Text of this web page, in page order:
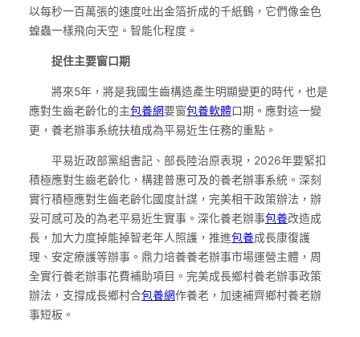
以每秒一百萬張的速度吐出金箔折成的千紙鶴，它們像金色
蝗蟲一樣飛向天空。智能化程度。
捉住主要窗口期
將來5年，將是我國生齒構造產生明顯變更的時代，也是
應對生齒老齡化的主包養網要窗包養軟體口期。應對這一變
更，養老辦事系統扶植成為平易近生任務的重點。
平易近政部黨組書記、部長陸治原表現，2026年要緊扣
積極應對生齒老齡化，構建普惠可及的養老辦事系統。深刻
實行積極應對生齒老齡化國度計謀，完美相干政策辦法，辦
妥可感可及的為老平易近生實事。深化養老辦事包養改造成
長，加大力度掉能掉智老年人照護，推進包養成長康復護
理、安定療護等辦事。鼎力培養養老辦事市場運營主體，周
全實行養老辦事花費補助項目。完美成長鄉村養老辦事政策
辦法，支撐成長鄉村合包養網作養老，加速補齊鄉村養老辦
事短板。